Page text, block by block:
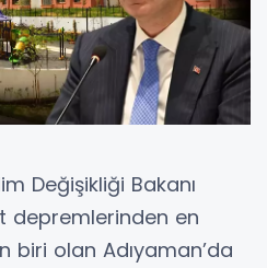
Değişikliği Bakanı
depremlerinden en
biri olan Adıyaman’da